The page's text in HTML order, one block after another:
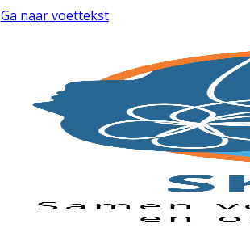
Ga naar voettekst